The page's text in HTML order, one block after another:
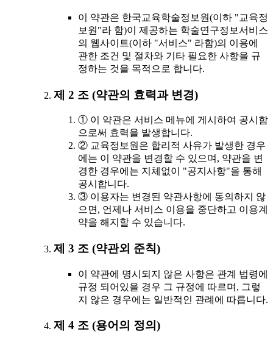
이 약관은 한국교육학술정보원(이하 "교육정
보원"라 함)이 제공하는 학술연구정보서비스
의 웹사이트(이하 "서비스" 라함)의 이용에
관한 조건 및 절차와 기타 필요한 사항을 규
정하는 것을 목적으로 합니다.
제 2 조 (약관의 효력과 변경)
① 이 약관은 서비스 메뉴에 게시하여 공시함
으로써 효력을 발생합니다.
② 교육정보원은 합리적 사유가 발생한 경우
에는 이 약관을 변경할 수 있으며, 약관을 변
경한 경우에는 지체없이 "공지사항"을 통해
공시합니다.
③ 이용자는 변경된 약관사항에 동의하지 않
으면, 언제나 서비스 이용을 중단하고 이용계
약을 해지할 수 있습니다.
제 3 조 (약관외 준칙)
이 약관에 명시되지 않은 사항은 관계 법령에
규정 되어있을 경우 그 규정에 따르며, 그렇
지 않은 경우에는 일반적인 관례에 따릅니다.
제 4 조 (용어의 정의)